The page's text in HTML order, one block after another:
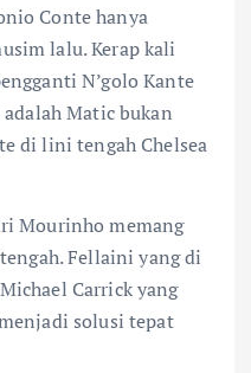
Conte hanya
lalu. Kerap kali
N’golo Kante
Matic bukan
di lini tengah Chelsea
Mourinho memang
Fellaini yang di
Carrick yang
solusi tepat